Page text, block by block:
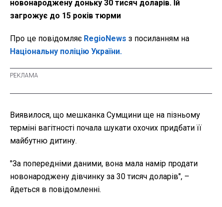
новонароджену доньку 30 тисяч доларів. Їй
загрожує до 15 років тюрми
Про це повідомляє RegioNews з посиланням на
Національну поліцію України.
Виявилося, що мешканка Сумщини ще на пізньому
терміні вагітності почала шукати охочих придбати її
майбутню дитину.
"За попередніми даними, вона мала намір продати
новонароджену дівчинку за 30 тисяч доларів", –
йдеться в повідомленні.